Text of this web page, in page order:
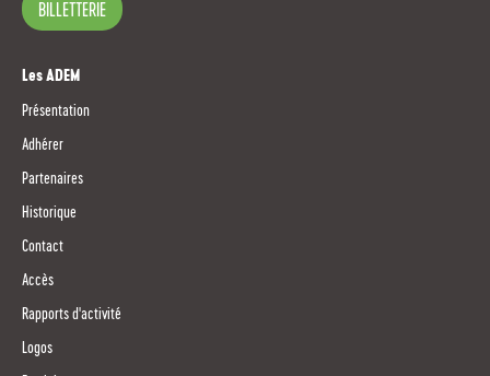
BILLETTERIE
Les ADEM
Présentation
Adhérer
Partenaires
Historique
Contact
Accès
Rapports d'activité
Logos